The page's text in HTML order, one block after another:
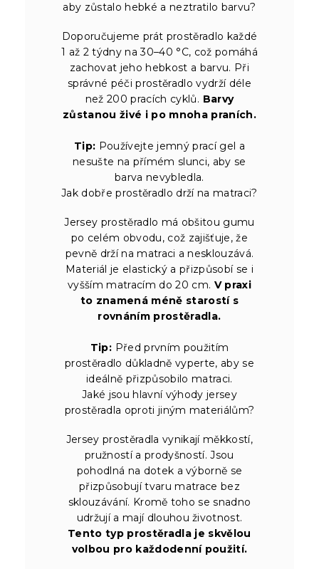
aby zůstalo hebké a neztratilo barvu?
Doporučujeme prát prostěradlo každé
1 až 2 týdny na 30–40 °C, což pomáhá
zachovat jeho hebkost a barvu. Při
správné péči prostěradlo vydrží déle
než 200 pracích cyklů. Barvy
zůstanou živé i po mnoha praních.
Tip: Používejte jemný prací gel a
nesušte na přímém slunci, aby se
barva nevybledla.
Jak dobře prostěradlo drží na matraci?
Jersey prostěradlo má obšitou gumu
po celém obvodu, což zajišťuje, že
pevně drží na matraci a nesklouzává.
Materiál je elastický a přizpůsobí se i
vyšším matracím do 20 cm. V praxi
to znamená méně starostí s
rovnáním prostěradla.
Tip: Před prvním použitím
prostěradlo důkladně vyperte, aby se
ideálně přizpůsobilo matraci.
Jaké jsou hlavní výhody jersey
prostěradla oproti jiným materiálům?
Jersey prostěradla vynikají měkkostí,
pružností a prodyšností. Jsou
pohodlná na dotek a výborně se
přizpůsobují tvaru matrace bez
sklouzávání. Kromě toho se snadno
udržují a mají dlouhou životnost.
Tento typ prostěradla je skvělou
volbou pro každodenní použití.